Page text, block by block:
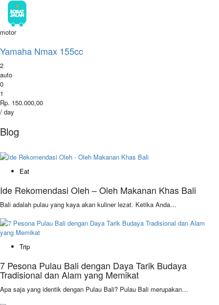
motor
Yamaha Nmax 155cc
2
auto
0
1
Rp. 150.000,00
/ day
Blog
Eat
Ide Rekomendasi Oleh – Oleh Makanan Khas Bali
Bali adalah pulau yang kaya akan kuliner lezat. Ketika Anda…
Trip
7 Pesona Pulau Bali dengan Daya Tarik Budaya
Tradisional dan Alam yang Memikat
Apa saja yang identik dengan Pulau Bali? Pulau Bali merupakan…